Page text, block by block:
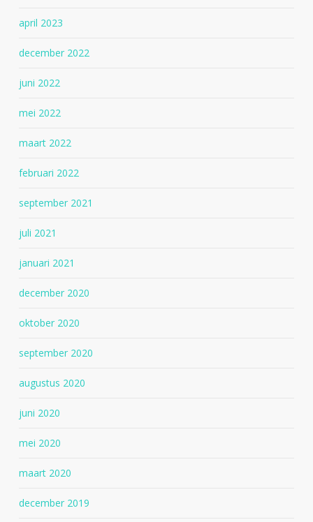
april 2023
december 2022
juni 2022
mei 2022
maart 2022
februari 2022
september 2021
juli 2021
januari 2021
december 2020
oktober 2020
september 2020
augustus 2020
juni 2020
mei 2020
maart 2020
december 2019